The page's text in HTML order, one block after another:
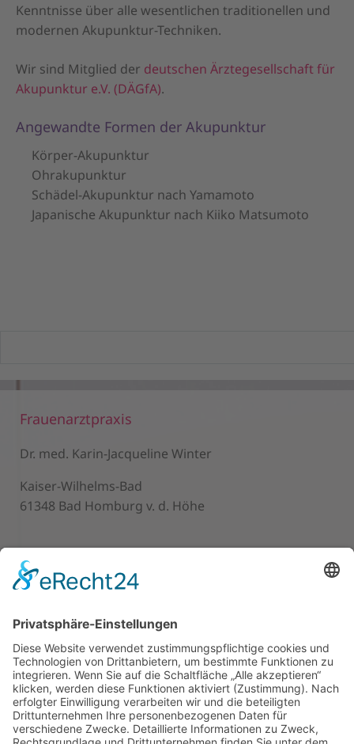
Kenntnisse über alle wesentlichen traditionellen und
modernen Akupunktur-Techniken.
Wir sind Mitglied der deutschen Ärztegesellschaft für
Akupunktur e.V. (DÄGfA).
Angewandte Formen der Akupunktur
Körper-Akupunktur
Ohrakupunktur
Schädel-Akupunktur nach Yamamoto
Japanische Akupunktur nach Kiiko Matsumoto
Frauenarztpraxis
Dr. med. Karin-Jacqueline Winter
Kaiser-Wilhelms-Bad
61348 Bad Homburg v. d. Höhe
Kontakt
Telefax 06172 / 92 89 69
Für eine Terminvereinbarung
rufen Sie uns bitte an.
Die Praxis